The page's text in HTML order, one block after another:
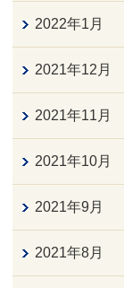
2022年1月
2021年12月
2021年11月
2021年10月
2021年9月
2021年8月